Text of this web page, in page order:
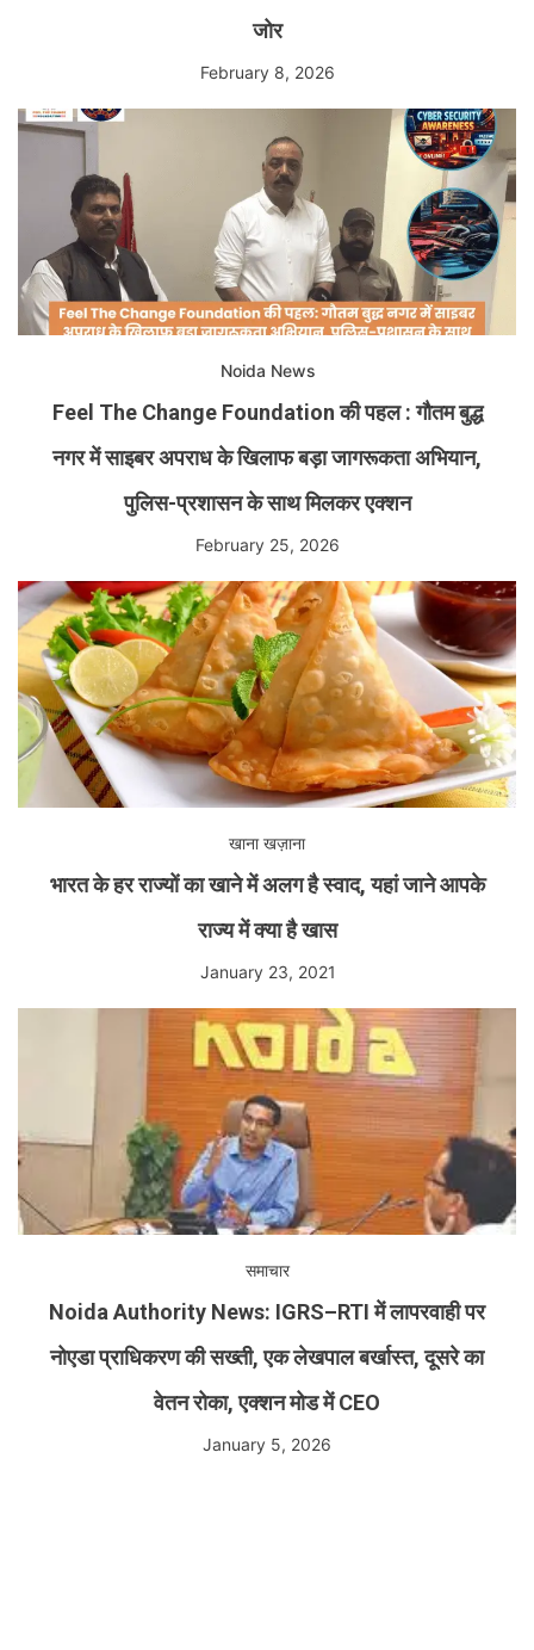
जोर
February 8, 2026
Noida News
Feel The Change Foundation की पहल : गौतम बुद्ध
नगर में साइबर अपराध के खिलाफ बड़ा जागरूकता अभियान,
पुलिस-प्रशासन के साथ मिलकर एक्शन
February 25, 2026
खाना खज़ाना
भारत के हर राज्यों का खाने में अलग है स्वाद, यहां जाने आपके
राज्य में क्या है खास
January 23, 2021
समाचार
Noida Authority News: IGRS–RTI में लापरवाही पर
नोएडा प्राधिकरण की सख्ती, एक लेखपाल बर्खास्त, दूसरे का
वेतन रोका, एक्शन मोड में CEO
January 5, 2026